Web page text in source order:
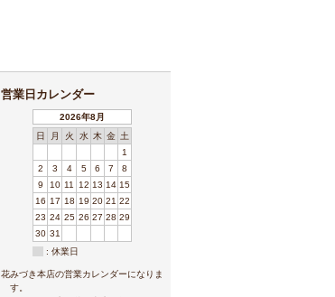
営業日カレンダー
2026年8月
日
月 火 水 木 金 土
1
2
3 4 5 6 7
8
9
10 11 12 13 14 15
16 17 18 19 20 21 22
23 24 25 26 27 28 29
30 31
: 休業日
花みづき本店の営業カレンダーになりま
す。